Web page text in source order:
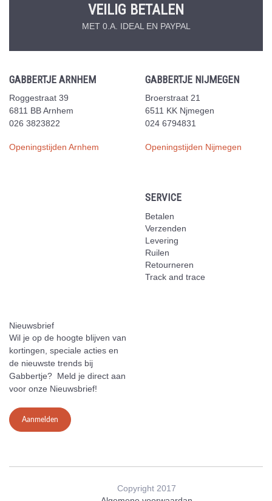
VEILIG BETALEN
MET 0.A. IDEAL EN PAYPAL
GABBERTJE ARNHEM
Roggestraat 39
6811 BB Arnhem
026 3823822
Openingstijden Arnhem
GABBERTJE NIJMEGEN
Broerstraat 21
6511 KK Njmegen
024 6794831
Openingstijden Nijmegen
SERVICE
Betalen
Verzenden
Levering
Ruilen
Retourneren
Track and trace
Nieuwsbrief
Wil je op de hoogte blijven van
kortingen, speciale acties en
de nieuwste trends bij
Gabbertje? Meld je direct aan
voor onze Nieuwsbrief!
Aanmelden
Copyright 2017